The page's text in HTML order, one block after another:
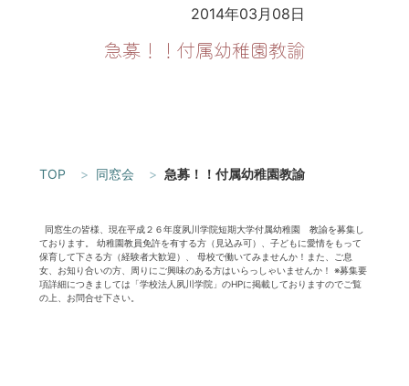
2014年03月08日
急募！！付属幼稚園教諭
TOP 同窓会 急募！！付属幼稚園教諭
同窓生の皆様、現在平成２６年度夙川学院短期大学付属幼稚園 教諭を募集し
ております。 幼稚園教員免許を有する方（見込み可）、子どもに愛情をもって
保育して下さる方（経験者大歓迎）、 母校で働いてみませんか！また、ご息
女、お知り合いの方、周りにご興味のある方はいらっしゃいませんか！ ※募集要
項詳細につきましては「学校法人夙川学院」のHPに掲載しておりますのでご覧
の上、お問合せ下さい。